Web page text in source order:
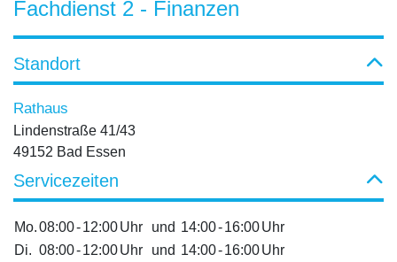
Fachdienst 2 - Finanzen
Standort
Rathaus
Lindenstraße 41/43
49152 Bad Essen
Servicezeiten
Mo.08:00-12:00Uhr und 14:00-16:00Uhr
Di. 08:00-12:00Uhr und 14:00-16:00Uhr